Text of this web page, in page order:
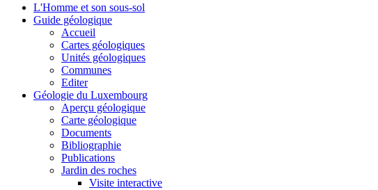
L'Homme et son sous-sol
Guide géologique
Accueil
Cartes géologiques
Unités géologiques
Communes
Editer
Géologie du Luxembourg
Aperçu géologique
Carte géologique
Documents
Bibliographie
Publications
Jardin des roches
Visite interactive